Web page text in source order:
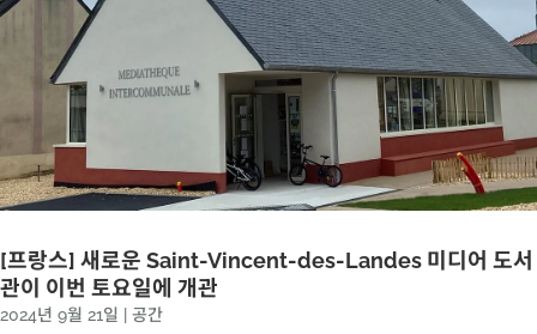
[프랑스] 새로운 Saint-Vincent-des-Landes 미디어 도서
관이 이번 토요일에 개관
2024년 9월 21일 공간